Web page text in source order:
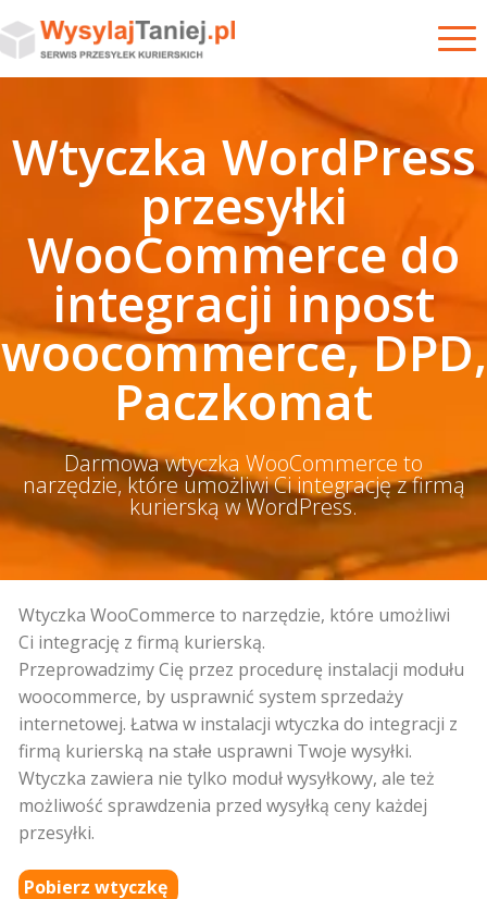
Wtyczka WordPress
przesyłki
WooCommerce do
integracji inpost
woocommerce, DPD,
Paczkomat
Darmowa wtyczka WooCommerce to
narzędzie, które umożliwi Ci integrację z firmą
kurierską w WordPress.
Wtyczka WooCommerce to narzędzie, które umożliwi
Ci integrację z firmą kurierską.
Przeprowadzimy Cię przez procedurę instalacji modułu
woocommerce, by usprawnić system sprzedaży
internetowej. Łatwa w instalacji wtyczka do integracji z
firmą kurierską na stałe usprawni Twoje wysyłki.
Wtyczka zawiera nie tylko moduł wysyłkowy, ale też
możliwość sprawdzenia przed wysyłką ceny każdej
przesyłki.
Pobierz wtyczkę